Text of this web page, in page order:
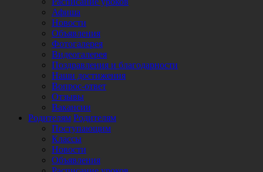
Афиша
Новости
Объявления
Фотогалерея
Видеогалерея
Поздравления и благодарности
Наши достижения
Вопрос-ответ
Отзывы
Вакансии
Родителям Родителям
Поступающим
Классы
Новости
Объявления